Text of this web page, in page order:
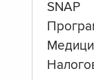
SNAP